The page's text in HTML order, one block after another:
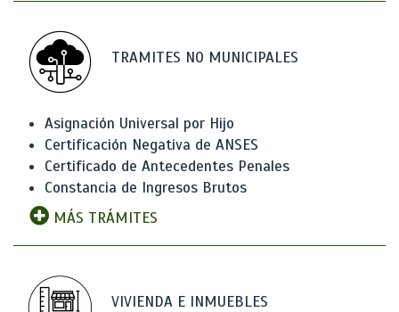
TRAMITES NO MUNICIPALES
Asignación Universal por Hijo
Certificación Negativa de ANSES
Certificado de Antecedentes Penales
Constancia de Ingresos Brutos
MÁS TRÁMITES
VIVIENDA E INMUEBLES